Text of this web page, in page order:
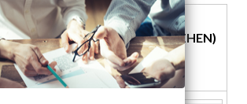
SUPER DRY DESICCANT(SHENZHEN)
CO., LTD.